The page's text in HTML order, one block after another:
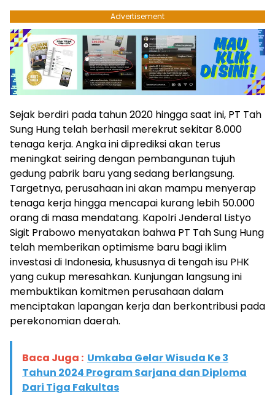
Advertisement
Sejak berdiri pada tahun 2020 hingga saat ini, PT Tah
Sung Hung telah berhasil merekrut sekitar 8.000
tenaga kerja. Angka ini diprediksi akan terus
meningkat seiring dengan pembangunan tujuh
gedung pabrik baru yang sedang berlangsung.
Targetnya, perusahaan ini akan mampu menyerap
tenaga kerja hingga mencapai kurang lebih 50.000
orang di masa mendatang. Kapolri Jenderal Listyo
Sigit Prabowo menyatakan bahwa PT Tah Sung Hung
telah memberikan optimisme baru bagi iklim
investasi di Indonesia, khususnya di tengah isu PHK
yang cukup meresahkan. Kunjungan langsung ini
membuktikan komitmen perusahaan dalam
menciptakan lapangan kerja dan berkontribusi pada
perekonomian daerah.
Baca Juga : Umkaba Gelar Wisuda Ke 3
Tahun 2024 Program Sarjana dan Diploma
Dari Tiga Fakultas